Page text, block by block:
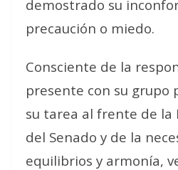
demostrado su
precaución o miedo.
Consciente de la
presente con su grupo
su tarea al frente de la
del Senado y de la
equilibrios y armonía,